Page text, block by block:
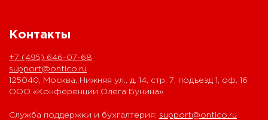
Контакты
+7 (495) 646-07-68
support@ontico.ru
125040, Москва, Нижняя ул., д. 14, стр. 7, подъезд 1, оф. 16
ООО «Конференции Олега Бунина»
Служба поддержки и бухгалтерия: support@ontico.ru